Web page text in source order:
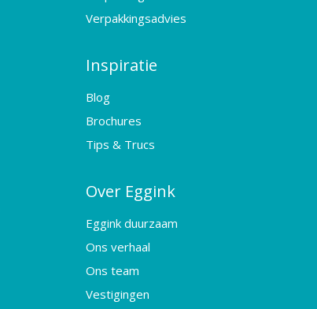
Verpakkingsadvies
Inspiratie
Blog
Brochures
Tips & Trucs
Over Eggink
Eggink duurzaam
Ons verhaal
Ons team
Vestigingen